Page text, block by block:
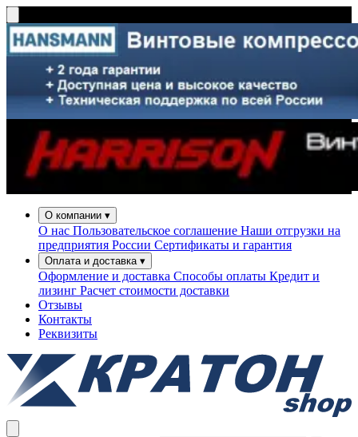
О компании ▾
О нас Пользовательское соглашение Наши отгрузки на
предприятия России Сертификаты и гарантия
Оплата и доставка ▾
Оформление и доставка Способы оплаты Кредит и
лизинг Расчет стоимости доставки
Отзывы
Контакты
Реквизиты